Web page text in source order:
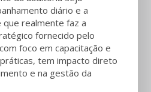
diário e a
realmente faz a
fornecido pelo
foco em capacitação e
tem impacto direto
e na gestão da